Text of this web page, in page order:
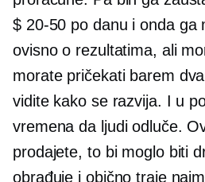
$ 20-50 po danu i onda ga
ovisno o rezultatima, ali
morate pričekati barem
vidite kako se razvija. I u
vremena da ljudi odluče.
prodajete, to bi moglo biti
obrađuje i obično traje